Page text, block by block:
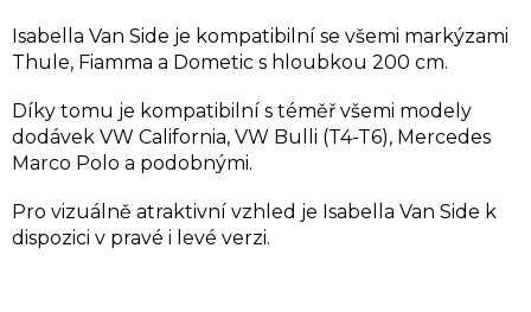
Isabella Van Side je kompatibilní se všemi markýzami
Thule, Fiamma a Dometic s hloubkou 200 cm.
Díky tomu je kompatibilní s téměř všemi modely
dodávek VW California, VW Bulli (T4-T6), Mercedes
Marco Polo a podobnými.
Pro vizuálně atraktivní vzhled je Isabella Van Side k
dispozici v pravé i levé verzi.